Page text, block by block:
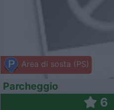
Area di sosta (PS)
Parcheggio
6